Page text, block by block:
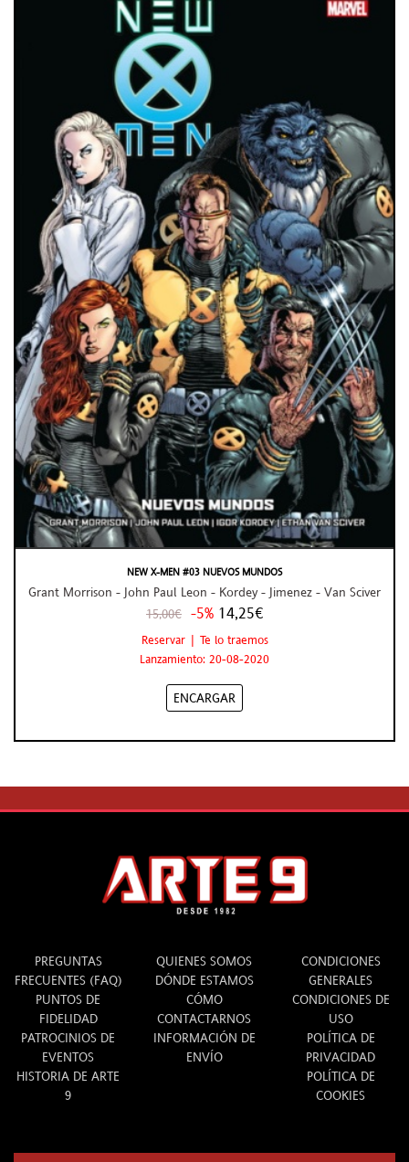
NEW X-MEN #03 NUEVOS MUNDOS
Grant Morrison - John Paul Leon - Kordey - Jimenez - Van Sciver
15,00€ -5% 14,25€
Reservar | Te lo traemos
Lanzamiento: 20-08-2020
ENCARGAR
PREGUNTAS
FRECUENTES (FAQ)
PUNTOS DE
FIDELIDAD
PATROCINIOS DE
EVENTOS
HISTORIA DE ARTE
9
QUIENES SOMOS
DÓNDE ESTAMOS
CÓMO
CONTACTARNOS
INFORMACIÓN DE
ENVÍO
CONDICIONES
GENERALES
CONDICIONES DE
USO
POLÍTICA DE
PRIVACIDAD
POLÍTICA DE
COOKIES